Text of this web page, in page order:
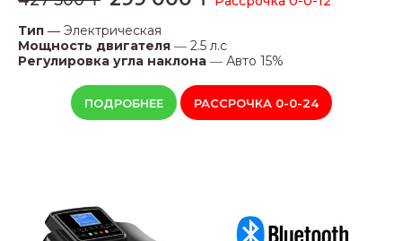
Тип ― Электрическая
Мощность двигателя ― 2.5 л.с
Регулировка угла наклона ― Авто 15%
ПОДРОБНЕЕ РАССРОЧКА 0-0-24